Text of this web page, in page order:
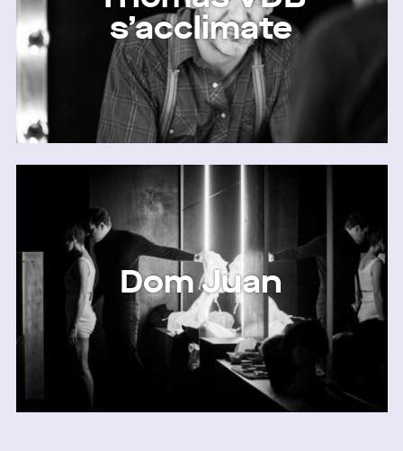
s’acclimate
Dom Juan